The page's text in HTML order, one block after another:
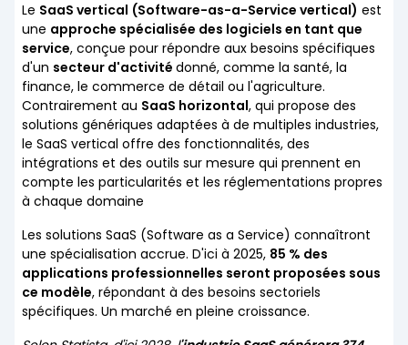
Le SaaS vertical (Software-as-a-Service vertical) est
une approche spécialisée des logiciels en tant que
service, conçue pour répondre aux besoins spécifiques
d'un secteur d'activité donné, comme la santé, la
finance, le commerce de détail ou l'agriculture.
Contrairement au SaaS horizontal, qui propose des
solutions génériques adaptées à de multiples industries,
le SaaS vertical offre des fonctionnalités, des
intégrations et des outils sur mesure qui prennent en
compte les particularités et les réglementations propres
à chaque domaine
Les solutions SaaS (Software as a Service) connaîtront
une spécialisation accrue. D'ici à 2025, 85 % des
applications professionnelles seront proposées sous
ce modèle, répondant à des besoins sectoriels
spécifiques. Un marché en pleine croissance.